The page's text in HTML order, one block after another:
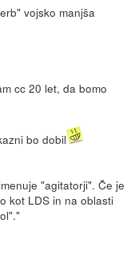
vojsko manjša
cc 20 let, da bomo
bo dobil
"agitatorji". Če je
kot LDS in na oblasti